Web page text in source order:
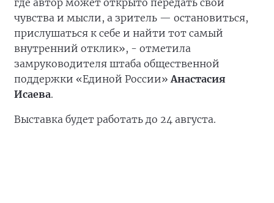
где автор может открыто передать свои
чувства и мысли, а зритель — остановиться,
прислушаться к себе и найти тот самый
внутренний отклик», - отметила
замруководителя штаба общественной
поддержки «Единой России»Анастасия
Исаева.
Выставка будет работать до 24 августа.